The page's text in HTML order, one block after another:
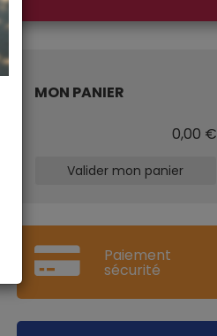
MON PANIER
0,00 €
Valider mon panier
Paiement
sécurité